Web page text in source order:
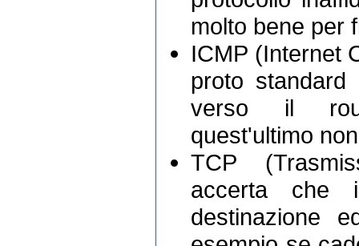
molto bene per
ICMP (Internet
proto
verso il
quest'ultimo
TCP
accerta che
destinazione